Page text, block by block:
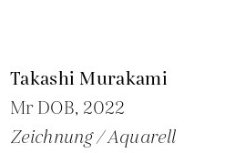
Takashi Murakami
Mr DOB, 2022
Zeichnung / Aquarell